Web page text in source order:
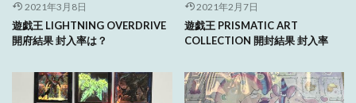
2021年3月8日
遊戯王 LIGHTNING OVERDRIVE
開府結果 封入率は？
2021年2月7日
遊戯王 PRISMATIC ART
COLLECTION 開封結果 封入率